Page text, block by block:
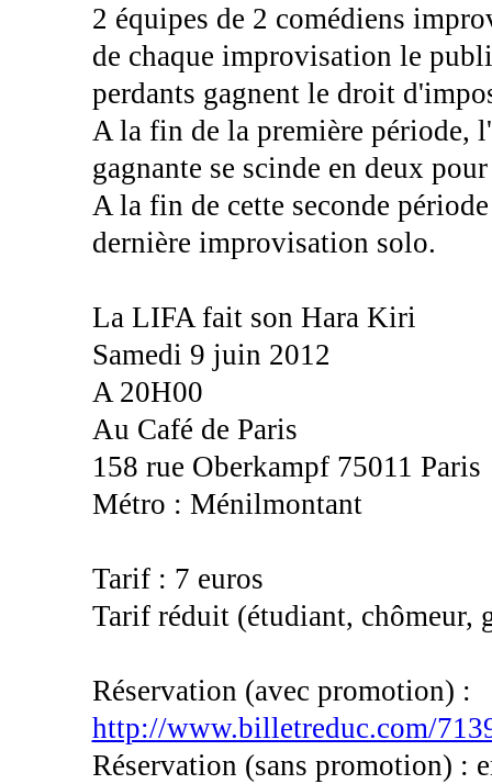
2 équipes de 2 comédiens
de chaque improvisation le
perdants gagnent le droit
A la fin de la première période,
gagnante se scinde en deux
A la fin de cette seconde
dernière improvisation solo.
La LIFA fait son Hara Kiri
Samedi 9 juin 2012
A 20H00
Au Café de Paris
158 rue Oberkampf 75011 Paris
Métro : Ménilmontant
Tarif : 7 euros
Tarif réduit (étudiant, chômeur,
Réservation (avec promotion) :
http://www.billetreduc.com/
Réservation (sans promotion) :